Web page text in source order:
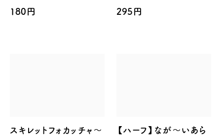
180円
295円
スキレットフォカッチャ～
【ハーフ】なが～いあら